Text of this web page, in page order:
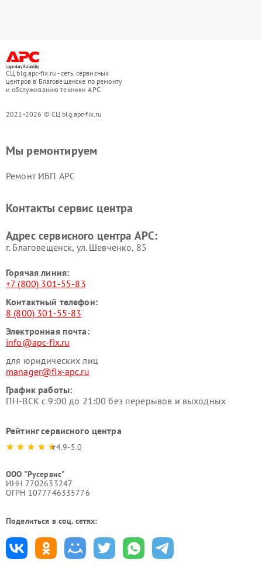
СЦ blg.apc-fix.ru - сеть сервисных
центров в Благовещенске по ремонту
и обслуживанию техники APC
2021-2026 © СЦ blg.apc-fix.ru
Мы ремонтируем
Ремонт ИБП APC
Контакты сервис центра
Адрес сервисного центра APC:
г. Благовещенск, ул. Шевченко, 85
Горячая линия:
+7 (800) 301-55-83
Контактный телефон:
8 (800) 301-55-83
Электронная почта:
info@apc-fix.ru
для юридических лиц
manager@fix-apc.ru
График работы:
ПН-ВСК с 9:00 до 21:00 без перерывов и выходных
Рейтинг сервисного центра
4.9-5.0
ООО "Русервис"
ИНН 7702633247
ОГРН 1077746335776
Поделиться в соц. сетях: